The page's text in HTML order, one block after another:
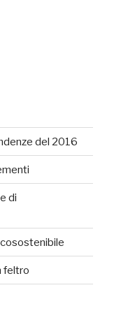
del 2016
di
feltro